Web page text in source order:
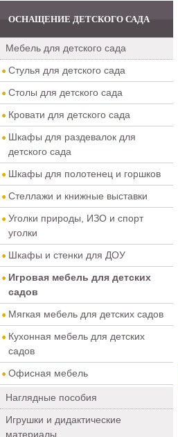
ОСНАЩЕНИЕ ДЕТСКОГО САДА
Мебель для детского сада
Стулья для детского сада
Столы для детского сада
Кровати для детского сада
Шкафы для раздевалок для
детского сада
Шкафы для полотенец и горшков
Стеллажи и книжные выставки
Уголки природы, ИЗО и спорт
уголки
Шкафы и стенки для ДОУ
Игровая мебель для детских
садов
Мягкая мебель для детских садов
Кухонная мебель для детских
садов
Офисная мебель
Наглядные пособия
Игрушки и дидактические
материалы